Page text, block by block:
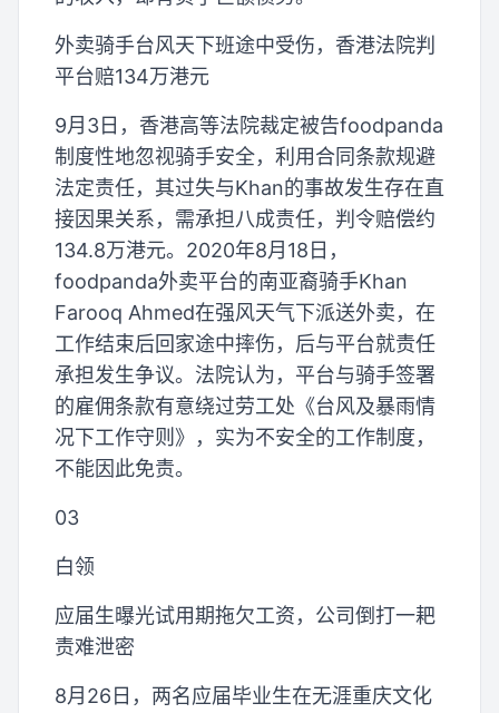
外卖骑手台风天下班途中受伤，香港法院判
平台赔134万港元
9月3日，香港高等法院裁定被告foodpanda
制度性地忽视骑手安全，利用合同条款规避
法定责任，其过失与Khan的事故发生存在直
接因果关系，需承担八成责任，判令赔偿约
134.8万港元。2020年8月18日，
foodpanda外卖平台的南亚裔骑手Khan
Farooq Ahmed在强风天气下派送外卖，在
工作结束后回家途中摔伤，后与平台就责任
承担发生争议。法院认为，平台与骑手签署
的雇佣条款有意绕过劳工处《台风及暴雨情
况下工作守则》，实为不安全的工作制度，
不能因此免责。
03
白领
应届生曝光试用期拖欠工资，公司倒打一耙
责难泄密
8月26日，两名应届毕业生在无涯重庆文化